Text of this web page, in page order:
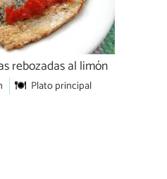
rebozadas al limón
Plato principal